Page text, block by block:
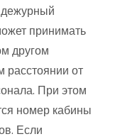
дежурный
принимать
другом
от
При этом
номер кабины
Если